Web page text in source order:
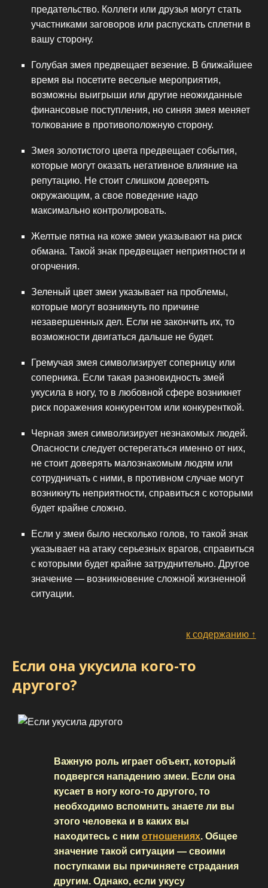
предательство. Коллеги или друзья могут стать
участниками заговоров или распускать сплетни в
вашу сторону.
Голубая змея предвещает везение. В ближайшее
время вы посетите веселые мероприятия,
возможны выигрыши или другие неожиданные
финансовые поступления, но синяя змея меняет
толкование в противоположную сторону.
Змея золотистого цвета предвещает события,
которые могут оказать негативное влияние на
репутацию. Не стоит слишком доверять
окружающим, а свое поведение надо
максимально контролировать.
Желтые пятна на коже змеи указывают на риск
обмана. Такой знак предвещает неприятности и
огорчения.
Зеленый цвет змеи указывает на проблемы,
которые могут возникнуть по причине
незавершенных дел. Если не закончить их, то
возможности двигаться дальше не будет.
Гремучая змея символизирует соперницу или
соперника. Если такая разновидность змей
укусила в ногу, то в любовной сфере возникнет
риск поражения конкурентом или конкуренткой.
Черная змея символизирует незнакомых людей.
Опасности следует остерегаться именно от них,
не стоит доверять малознакомым людям или
сотрудничать с ними, в противном случае могут
возникнуть неприятности, справиться с которыми
будет крайне сложно.
Если у змеи было несколько голов, то такой знак
указывает на атаку серьезных врагов, справиться
с которыми будет крайне затруднительно. Другое
значение — возникновение сложной жизненной
ситуации.
к содержанию ↑
Если она укусила кого-то
другого?
Важную роль играет объект, который
подвергся нападению змеи. Если она
кусает в ногу кого-то другого, то
необходимо вспомнить знаете ли вы
этого человека и в каких вы
находитесь с ним отношениях. Общее
значение такой ситуации — своими
поступками вы причиняете страдания
другим. Однако, если укусу